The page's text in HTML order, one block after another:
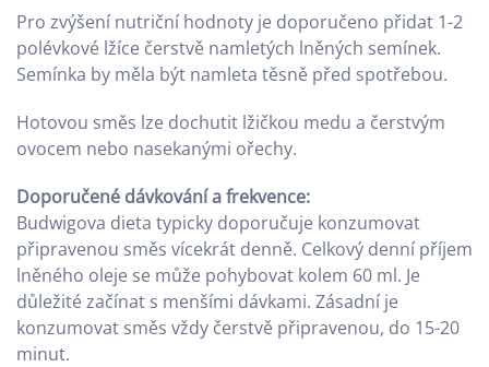
Pro zvýšení nutriční hodnoty je doporučeno přidat 1-2
polévkové lžíce čerstvě namletých lněných semínek.
Semínka by měla být namleta těsně před spotřebou.
Hotovou směs lze dochutit lžičkou medu a čerstvým
ovocem nebo nasekanými ořechy.
Doporučené dávkování a frekvence:
Budwigova dieta typicky doporučuje konzumovat
připravenou směs vícekrát denně. Celkový denní příjem
lněného oleje se může pohybovat kolem 60 ml. Je
důležité začínat s menšími dávkami. Zásadní je
konzumovat směs vždy čerstvě připravenou, do 15-20
minut.